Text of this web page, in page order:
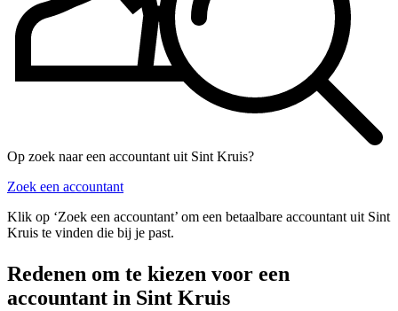
Op zoek naar een accountant uit Sint Kruis?
Zoek een accountant
Klik op ‘Zoek een accountant’ om een betaalbare accountant uit Sint
Kruis te vinden die bij je past.
Redenen om te kiezen voor een
accountant in Sint Kruis